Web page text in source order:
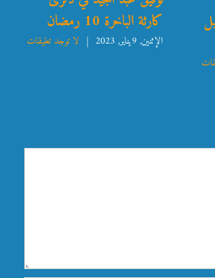
كارثة الباخرة 10 رمضان
الإثنين, 9يناير, 2023 | لا توجد تعليقات